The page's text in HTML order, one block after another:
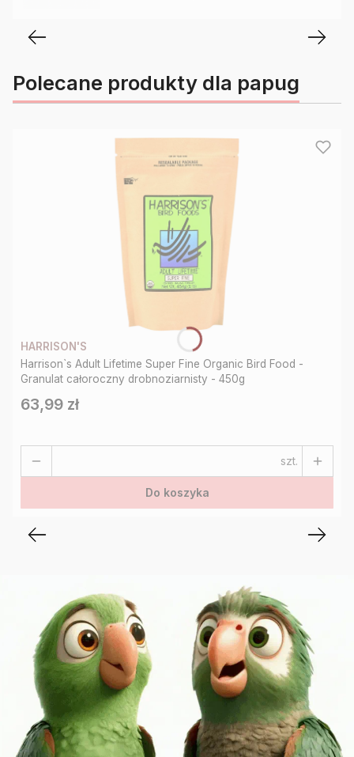
Polecane produkty dla papug
HARRISON'S
Harrison`s Adult Lifetime Super Fine Organic Bird Food -
Granulat całoroczny drobnoziarnisty - 450g
Cena
63,99 zł
szt.
Do koszyka